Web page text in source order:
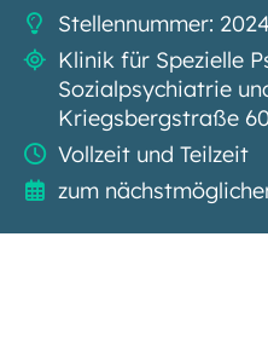
Stellennummer:
Klinik für Spezielle
Sozialpsychiatrie
Kriegsbergstraße
Vollzeit und Teilzeit
zum